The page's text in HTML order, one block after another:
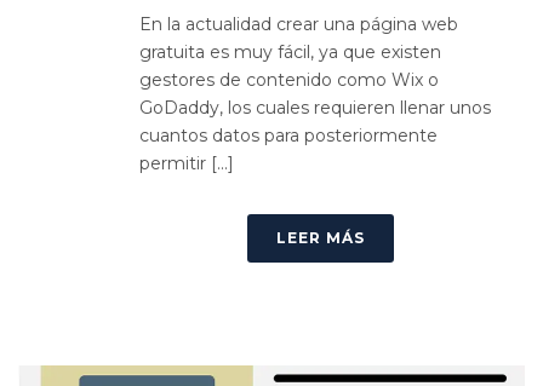
En la actualidad crear una página web
gratuita es muy fácil, ya que existen
gestores de contenido como Wix o
GoDaddy, los cuales requieren llenar unos
cuantos datos para posteriormente
permitir [...]
LEER MÁS